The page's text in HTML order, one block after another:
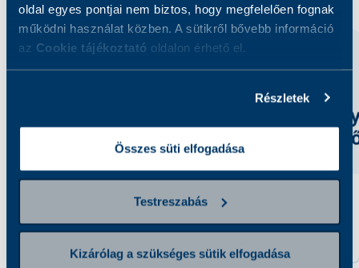
oldal egyes pontjai nem biztos, hogy megfelelően fognak
működni használat közben. A sütikről bővebb információ
az Cookie tájékoztató oldalon érhető el.
Részletek
Összes süti elfogadása
Testreszabás
Kizárólag a szükséges sütik elfogadása
22 000 Ft
22 000 Ft